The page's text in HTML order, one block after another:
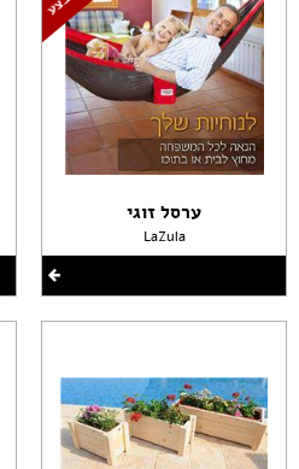
ערסל זוגי
LaZula